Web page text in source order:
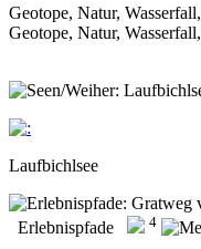
Geotope, Natur,
Geotope, Natur,
Laufbichlsee
Erlebnispfade 4